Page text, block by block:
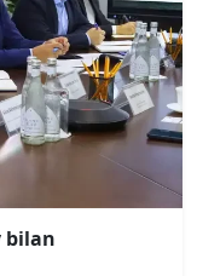
bilan